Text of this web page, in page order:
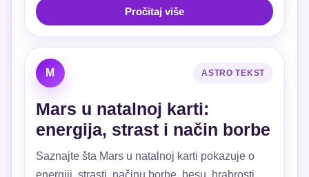
sigurnosti.
Pročitaj više
M ASTRO TEKST
Mars u natalnoj karti:
energija, strast i način borbe
Saznajte šta Mars u natalnoj karti pokazuje o
energiji, strasti, načinu borbe, besu, hrabrosti,